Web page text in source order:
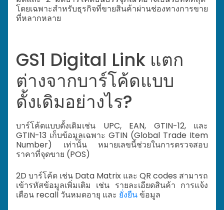
โดยเฉพาะสำหรับธุรกิจที่ขายสินค้าผ่านช่องทางการขาย
ที่หลากหลาย
GS1 Digital Link แตก
ต่างจากบาร์โค้ดแบบ
ดั้งเดิมอย่างไร?
บาร์โค้ดแบบดั้งเดิมเช่น UPC, EAN, GTIN-12, และ
GTIN-13 เก็บข้อมูลเฉพาะ GTIN (Global Trade Item
Number) เท่านั้น หมายเลขนี้ช่วยในการตรวจสอบ
ราคาที่จุดขาย (POS)
2D บาร์โค้ด เช่น Data Matrix และ QR codes สามารถ
เข้ารหัสข้อมูลเพิ่มเติม เช่น รายละเอียดสินค้า การแจ้ง
เตือน recall วันหมดอายุ และ ยั่งยืนข้อมูล